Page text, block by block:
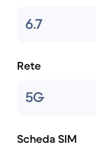
6.7
Rete
5G
Scheda SIM